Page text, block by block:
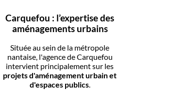
Carquefou : l’expertise des
aménagements urbains
Située au sein de la métropole
nantaise, l'agence de Carquefou
intervient principalement sur les
projets d'aménagement urbain et
d'espaces publics.